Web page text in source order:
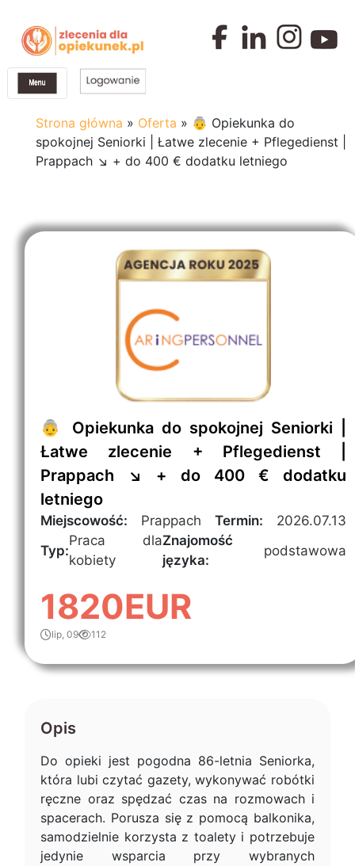
Strona główna » Oferta » 👵 Opiekunka do
spokojnej Seniorki | Łatwe zlecenie + Pflegedienst |
Prappach ↘️ + do 400 € dodatku letniego
👵 Opiekunka do spokojnej Seniorki |
Łatwe zlecenie + Pflegedienst |
Prappach ↘️ + do 400 € dodatku
letniego
Miejscowość: Prappach Termin:
2026.07.13
Typ:
Praca dla
kobiety
Znajomość
języka:
podstawowa
1820EUR
lip, 09 112
Opis
Do opieki jest pogodna 86-letnia Seniorka,
która lubi czytać gazety, wykonywać robótki
ręczne oraz spędzać czas na rozmowach i
spacerach. Porusza się z pomocą balkonika,
samodzielnie korzysta z toalety i potrzebuje
jedynie wsparcia przy wybranych